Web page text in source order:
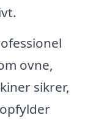
ovne,
sikrer,